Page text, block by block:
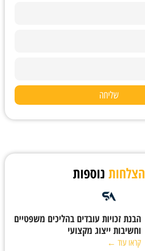
שליחה
הצלחות נוספות
הבנת זכויות עובדים בהליכים משפטיים
וחשיבות ייצוג מקצועי
קראו עוד ←